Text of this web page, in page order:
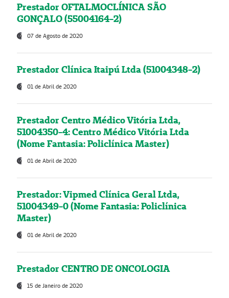
Prestador OFTALMOCLÍNICA SÃO
GONÇALO (55004164-2)
07 de Agosto de 2020
Prestador Clínica Itaipú Ltda (51004348-2)
01 de Abril de 2020
Prestador Centro Médico Vitória Ltda,
51004350-4: Centro Médico Vitória Ltda
(Nome Fantasia: Policlínica Master)
01 de Abril de 2020
Prestador: Vipmed Clínica Geral Ltda,
51004349-0 (Nome Fantasia: Policlínica
Master)
01 de Abril de 2020
Prestador CENTRO DE ONCOLOGIA
15 de Janeiro de 2020